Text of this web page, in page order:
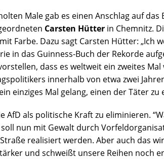
Male gab es einen Anschlag auf das
Carsten Hütter in Chemnitz.
Farbe. Dazu sagt Carsten Hütter: „Ich
in das Guinness-Buch der Rekorde
dass es weltweit ein zweites
innerhalb von etwa zwei
einziges Mal gelang, einen der Täter zu
AfD als politische Kraft zu eliminieren.
nun mit Gewalt durch
realisiert werden. Aber auch das
und schweißt unsere Reihen noch